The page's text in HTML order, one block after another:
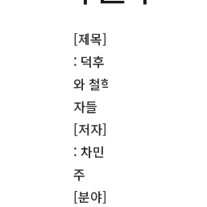
[제목]
: 덕후
와 철학
자들
[저자]
: 차민
주
[분야]